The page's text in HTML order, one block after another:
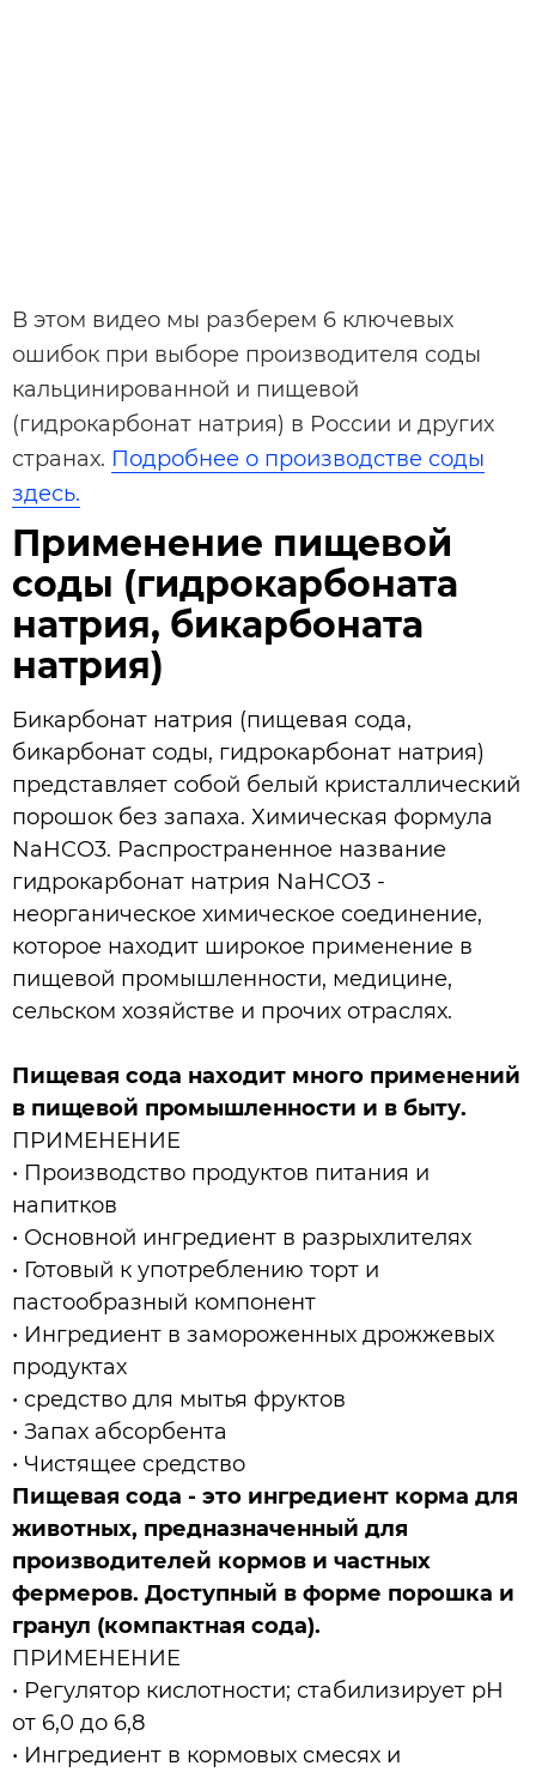
В этом видео мы разберем 6 ключевых
ошибок при выборе производителя соды
кальцинированной и пищевой
(гидрокарбонат натрия) в России и других
странах. Подробнее о производстве соды
здесь.
Применение пищевой
соды (гидрокарбоната
натрия, бикарбоната
натрия)
Бикарбонат натрия (пищевая сода,
бикарбонат соды, гидрокарбонат натрия)
представляет собой белый кристаллический
порошок без запаха. Химическая формула
NaHCO3. Распространенное название
гидрокарбонат натрия NaHCO3 -
неорганическое химическое соединение,
которое находит широкое применение в
пищевой промышленности, медицине,
сельском хозяйстве и прочих отраслях.
Пищевая сода находит много применений
в пищевой промышленности и в быту.
ПРИМЕНЕНИЕ
• Производство продуктов питания и
напитков
• Основной ингредиент в разрыхлителях
• Готовый к употреблению торт и
пастообразный компонент
• Ингредиент в замороженных дрожжевых
продуктах
• средство для мытья фруктов
• Запах абсорбента
• Чистящее средство
Пищевая сода - это ингредиент корма для
животных, предназначенный для
производителей кормов и частных
фермеров. Доступный в форме порошка и
гранул (компактная сода).
ПРИМЕНЕНИЕ
• Регулятор кислотности; стабилизирует рН
от 6,0 до 6,8
• Ингредиент в кормовых смесях и